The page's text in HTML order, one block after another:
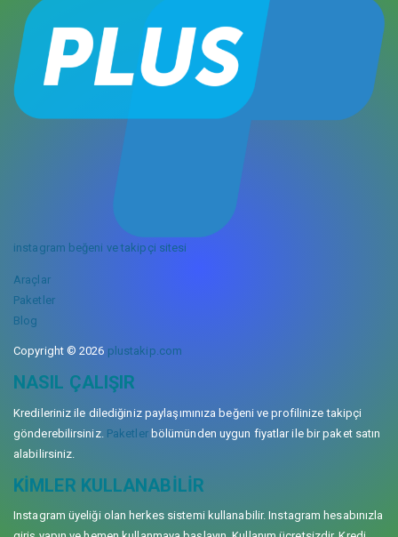
instagram beğeni ve takipçi sitesi
Araçlar
Paketler
Blog
Copyright © 2026 plustakip.com
NASIL ÇALIŞIR
Kredileriniz ile dilediğiniz paylaşımınıza beğeni ve profilinize takipçi
gönderebilirsiniz. Paketlerbölümünden uygun fiyatlar ile bir paket satın
alabilirsiniz.
KIMLER KULLANABILIR
Instagram üyeliği olan herkes sistemi kullanabilir. Instagram hesabınızla